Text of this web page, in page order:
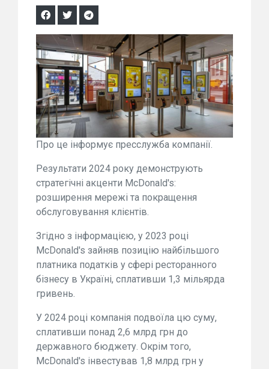
Про це інформує пресслужба компанії.
Результати 2024 року демонструють
стратегічні акценти McDonald's:
розширення мережі та покращення
обслуговування клієнтів.
Згідно з інформацією, у 2023 році
McDonald's зайняв позицію найбільшого
платника податків у сфері ресторанного
бізнесу в Україні, сплативши 1,3 мільярда
гривень.
У 2024 році компанія подвоїла цю суму,
сплативши понад 2,6 млрд грн до
державного бюджету. Окрім того,
McDonald's інвестував 1,8 млрд грн у